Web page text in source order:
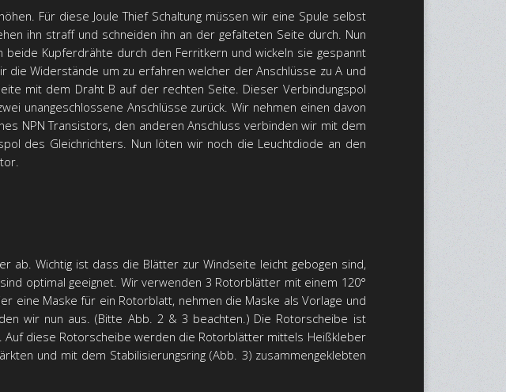
Für diese Joule Thief Schaltung müssen wir eine Spule selbst
ihn straff und schneiden ihn an der gefalteten Seite durch. Nun
Kupferdrähte durch den Ferritkern und wickeln sie gespannt
Widerstände um zu erfahren welcher der Anschlüsse zu A und
mit dem Draht B auf der rechten Seite. Dieser Verbindungspol
unangeschlossene Anschlüsse zurück. Wir nehmen einen davon
NPN Transistors, den anderen Anschluss verbinden wir mit dem
des Gleichrichters. Nun löten wir noch die Leuchtdiode an den
ab. Wichtig ist dass die Blätter zur Windseite leicht gebogen sind,
optimal geeignet. Wir verwenden 3 Rotorblätter mit einem 120°
eine Maske für ein Rotorblatt, nehmen die Maske als Vorlage und
wir nun aus. (Bitte Abb. 2 & 3 beachten.) Die Rotorscheibe ist
diese Rotorscheibe werden die Rotorblätter mittels Heißkleber
und mit dem Stabilisierungsring (Abb. 3) zusammengeklebten